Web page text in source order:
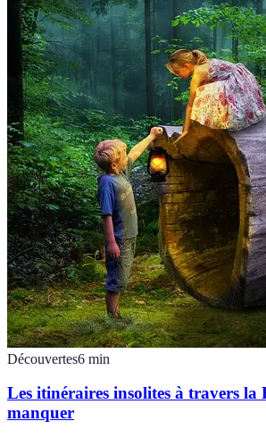
Découvertes6 min
Les itinéraires insolites à travers la
manquer